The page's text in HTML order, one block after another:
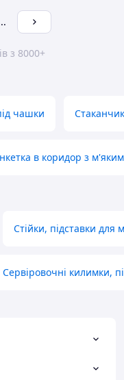
з 8000+
чашки
в коридор з
Стійки, підставки для
Сервіровочні килимки,